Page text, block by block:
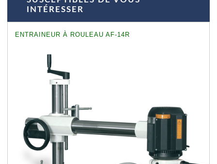
INTÉRESSER
ENTRAINEUR À ROULEAU AF-14R